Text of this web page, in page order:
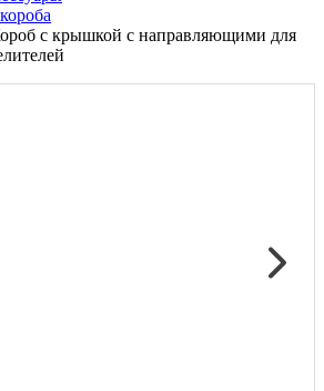
с крышкой с направляющими для